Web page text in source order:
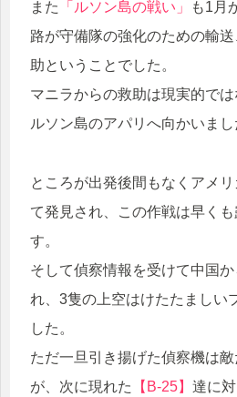
また 「ルソン島の戦い」
も1月
路が守備隊の強化のための輸
助ということでした。
マニラからの救助は現実的で
ルソン島のアパリへ向かいまし
ところが出発後間もなくアメ
て発見され、この作戦は早く
す。
そして偵察情報を受けて中国
れ、3隻の上空はけたたましい
した。
ただ一旦引き揚げた偵察機は
が、次に現れた
【B-25】 達に